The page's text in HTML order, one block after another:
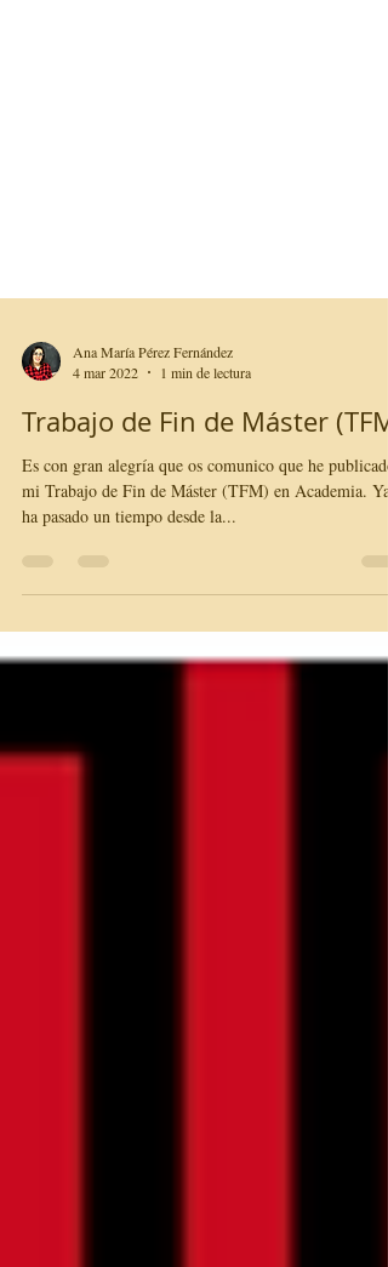
4 mar 2022
1 min de lectura
Trabajo de Fin de Máster (TFM)
Es con gran alegría que os comunico que he publicado
mi Trabajo de Fin de Máster (TFM) en Academia. Ya